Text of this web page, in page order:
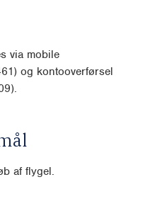
via mobile
og kontooverførsel
af flygel.